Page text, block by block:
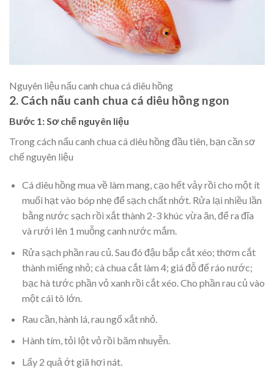
Nguyên liệu nấu canh chua cá diêu hồng
2. Cách nấu canh chua cá diêu hồng ngon
Bước 1: Sơ chế nguyên liệu
Trong cách nấu canh chua cá diêu hồng đầu tiên, bạn cần sơ
chế nguyên liệu
Cá diêu hồng mua về làm mang, cạo hết vảy rồi cho một ít
muối hạt vào bóp nhẹ để sạch chất nhớt. Rửa lại nhiều lần
bằng nước sạch rồi xắt thành 2-3 khúc vừa ăn, để ra đĩa
và rưới lên 1 muỗng canh nước mắm.
Rửa sạch phần rau củ. Sau đó đậu bắp cắt xéo; thơm cắt
thành miếng nhỏ; cà chua cắt làm 4; giá đỗ để ráo nước;
bạc hà tước phần vỏ xanh rồi cắt xéo. Cho phần rau củ vào
một cái tô lớn.
Rau cần, hành lá, rau ngổ xắt nhỏ.
Hành tím, tỏi lột vỏ rồi băm nhuyễn.
Lấy 2 quả ớt giã hơi nát.